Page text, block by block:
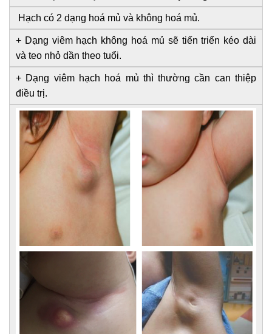
Hạch có 2 dạng hoá mủ và không hoá mủ.
+ Dạng viêm hạch không hoá mủ sẽ tiến triển kéo dài
và teo nhỏ dần theo tuổi.
+ Dạng viêm hạch hoá mủ thì thường cần can thiệp
điều trị.